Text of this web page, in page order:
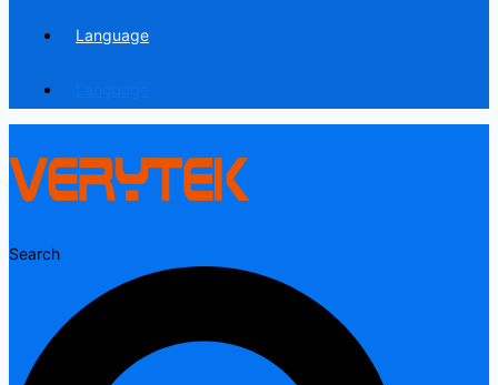
Language
Search